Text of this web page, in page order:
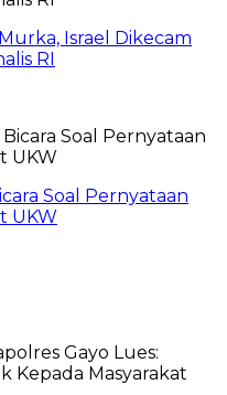
Israel Dikecam
RI
Soal Pernyataan
UKW